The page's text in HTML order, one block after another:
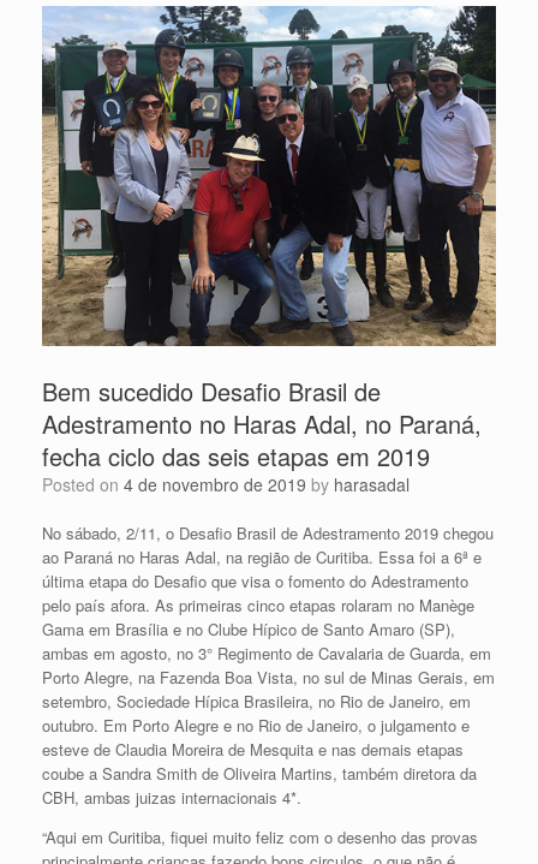
Bem sucedido Desafio Brasil de
Adestramento no Haras Adal, no Paraná,
fecha ciclo das seis etapas em 2019
Posted on 4 de novembro de 2019 by harasadal
No sábado, 2/11, o Desafio Brasil de Adestramento 2019 chegou
ao Paraná no Haras Adal, na região de Curitiba. Essa foi a 6ª e
última etapa do Desafio que visa o fomento do Adestramento
pelo país afora. As primeiras cinco etapas rolaram no Manège
Gama em Brasília e no Clube Hípico de Santo Amaro (SP),
ambas em agosto, no 3° Regimento de Cavalaria de Guarda, em
Porto Alegre, na Fazenda Boa Vista, no sul de Minas Gerais, em
setembro, Sociedade Hípica Brasileira, no Rio de Janeiro, em
outubro. Em Porto Alegre e no Rio de Janeiro, o julgamento e
esteve de Claudia Moreira de Mesquita e nas demais etapas
coube a Sandra Smith de Oliveira Martins, também diretora da
CBH, ambas juizas internacionais 4*.
“Aqui em Curitiba, fiquei muito feliz com o desenho das provas